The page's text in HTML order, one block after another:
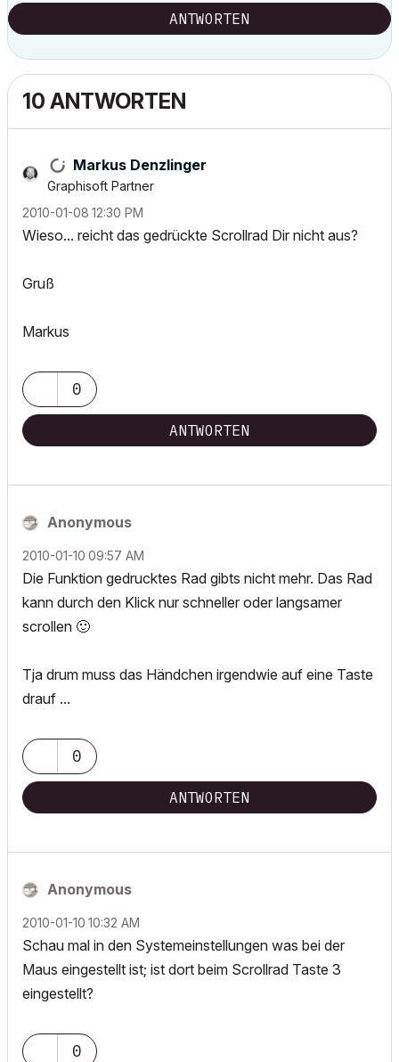
ANTWORTEN
10 ANTWORTEN
Markus Denzlinger
Graphisoft Partner
‎2010-01-08 12:30 PM
Wieso... reicht das gedrückte Scrollrad Dir nicht aus?
Gruß
Markus
0
ANTWORTEN
Anonymous
‎2010-01-10 09:57 AM
Die Funktion gedrucktes Rad gibts nicht mehr. Das Rad
kann durch den Klick nur schneller oder langsamer
scrollen 🙂
Tja drum muss das Händchen irgendwie auf eine Taste
drauf ...
0
ANTWORTEN
Anonymous
‎2010-01-10 10:32 AM
Schau mal in den Systemeinstellungen was bei der
Maus eingestellt ist; ist dort beim Scrollrad Taste 3
eingestellt?
0